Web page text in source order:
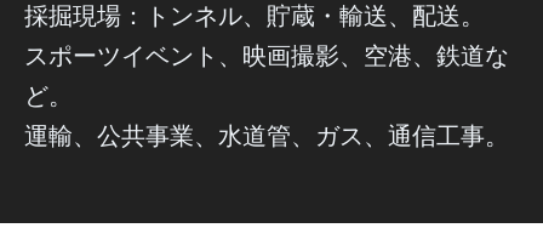
採掘現場：トンネル、貯蔵・輸送、配送。
スポーツイベント、映画撮影、空港、鉄道な
ど。
運輸、公共事業、水道管、ガス、通信工事。